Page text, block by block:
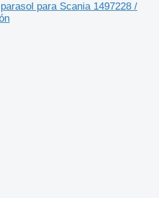
para Scania 1497228 /